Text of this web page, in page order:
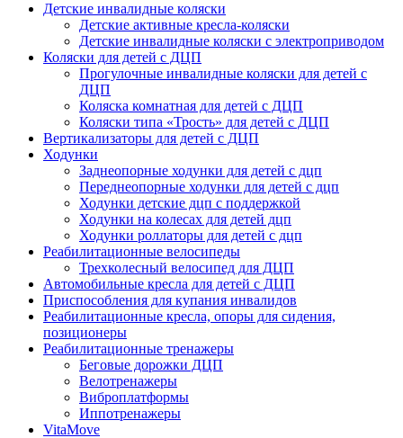
Детские инвалидные коляски
Детские активные кресла-коляски
Детские инвалидные коляски с электроприводом
Коляски для детей с ДЦП
Прогулочные инвалидные коляски для детей с
ДЦП
Коляска комнатная для детей с ДЦП
Коляски типа «Трость» для детей с ДЦП
Вертикализаторы для детей с ДЦП
Ходунки
Заднеопорные ходунки для детей с дцп
Переднеопорные ходунки для детей с дцп
Ходунки детские дцп с поддержкой
Ходунки на колесах для детей дцп
Ходунки роллаторы для детей с дцп
Реабилитационные велосипеды
Трехколесный велосипед для ДЦП
Автомобильные кресла для детей с ДЦП
Приспособления для купания инвалидов
Реабилитационные кресла, опоры для сидения,
позиционеры
Реабилитационные тренажеры
Беговые дорожки ДЦП
Велотренажеры
Виброплатформы
Иппотренажеры
VitaMove